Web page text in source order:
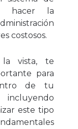
hacer la
costosos.
vista, te
para
de tu
este tipo